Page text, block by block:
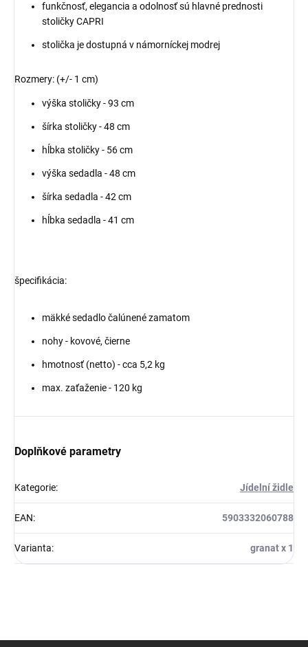
funkčnosť, elegancia a odolnosť sú hlavné prednosti
stoličky CAPRI
stolička je dostupná v námorníckej modrej
Rozmery: (+/- 1 cm)
výška stoličky - 93 cm
šírka stoličky - 48 cm
hĺbka stoličky - 56 cm
výška sedadla - 48 cm
šírka sedadla - 42 cm
hĺbka sedadla - 41 cm
špecifikácia:
mäkké sedadlo čalúnené zamatom
nohy - kovové, čierne
hmotnosť (netto) - cca 5,2 kg
max. zaťaženie - 120 kg
Doplňkové parametry
Kategorie: Jídelní židle
EAN: 5903332060788
Varianta: granat x 1